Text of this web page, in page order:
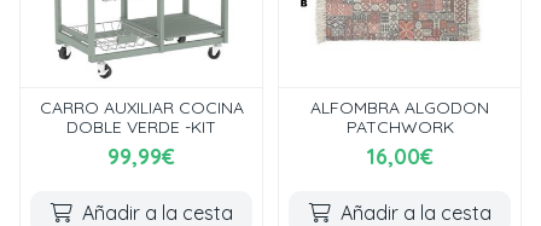
CARRO AUXILIAR COCINA
DOBLE VERDE -KIT
99,99€
Añadir a la cesta
ALFOMBRA ALGODON
PATCHWORK
16,00€
Añadir a la cesta